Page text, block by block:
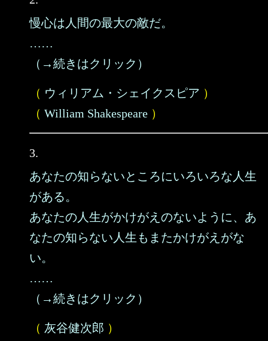
慢心は人間の最大の敵だ。
……
（→続きはクリック）
（ ウィリアム・シェイクスピア ）
（ William Shakespeare ）
3.
あなたの知らないところにいろいろな人生
がある。
あなたの人生がかけがえのないように、あ
なたの知らない人生もまたかけがえがな
い。
……
（→続きはクリック）
（ 灰谷健次郎 ）